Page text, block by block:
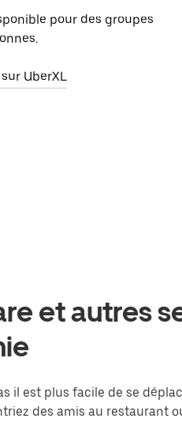
pour des groupes
UberXL
et autres
il est plus facile de se
des amis au restaurant